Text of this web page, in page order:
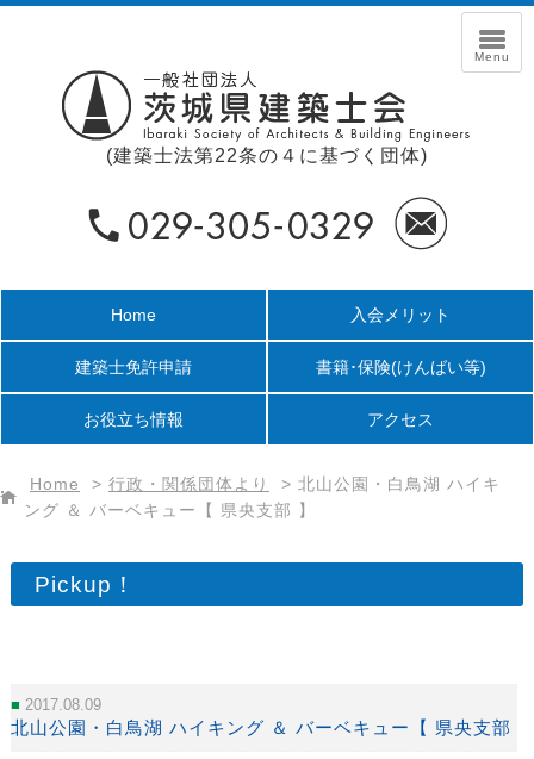
(建築士法第22条の４に基づく団体)
Home 入会メリット
建築士免許申請 書籍･保険(けんばい等)
お役立ち情報 アクセス
Home > 行政・関係団体より > 北山公園・白鳥湖 ハイキ
ング ＆ バーベキュー【 県央支部 】
Pickup！
2017.08.09
北山公園・白鳥湖 ハイキング ＆ バーベキュー【 県央支部